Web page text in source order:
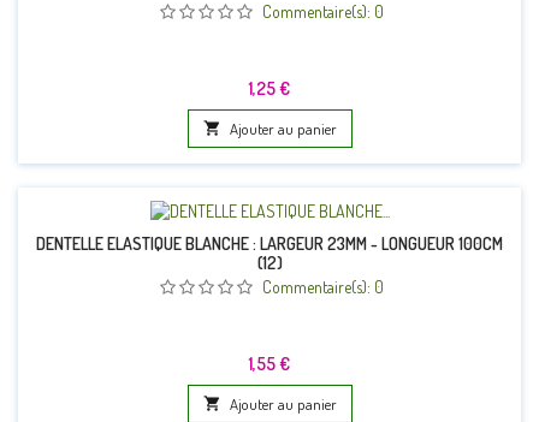
Commentaire(s): 0
Prix
1,25 €
 Ajouter au panier
DENTELLE ELASTIQUE BLANCHE : LARGEUR 23MM - LONGUEUR 100CM
(12)
Commentaire(s): 0
Prix
1,55 €
 Ajouter au panier